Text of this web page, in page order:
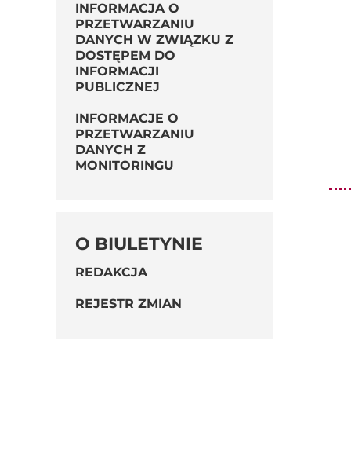
INFORMACJA O
PRZETWARZANIU
DANYCH W ZWIĄZKU Z
DOSTĘPEM DO
INFORMACJI
PUBLICZNEJ
INFORMACJE O
PRZETWARZANIU
DANYCH Z
MONITORINGU
O BIULETYNIE
REDAKCJA
REJESTR ZMIAN